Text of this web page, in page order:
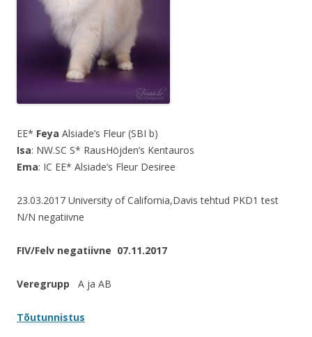
EE* Feya Alsiade’s Fleur (SBI b)
Isa: NW.SC S* RausHöjden’s Kentauros
Ema: IC EE* Alsiade’s Fleur Desiree
23.03.2017 University of California,Davis tehtud PKD1 test
N/N negatiivne
FIV/Felv negatiivne 07.11.2017
Veregrupp A ja AB
Tõutunnistus